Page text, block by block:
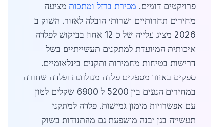
פרויקטים דומים. מכירת ברזל ומתכות מציעה
מחירים תחרותיים ושרותי הובלה לאזור. השוק ב
2026 מציג עלייה של כ 12 אחוז בביקוש לפלדה
איכותית המיועדת למתקנים תעשייתיים בשל
דרישות בטיחות מחמירות ותקנים בינלאומיים.
ספקים באזור מספקים פלדה מגולוונת ופלדה שחורה
במחירים הנעים בין 5200 ל 6900 שקלים לטון
עם אפשרויות מימון גמישות. פלדה למתקני
תעשייה בגן יבנה מושפעת גם מהתנודות בשוק